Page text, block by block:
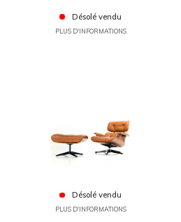
Désolé vendu
PLUS D'INFORMATIONS
Désolé vendu
PLUS D'INFORMATIONS